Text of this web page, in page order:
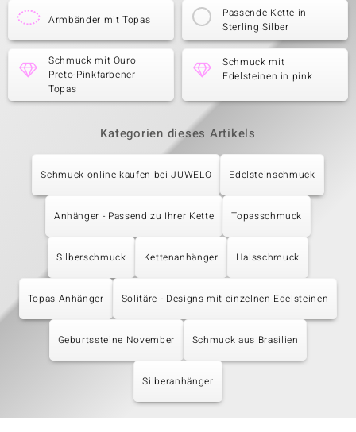
Armbänder mit Topas
Passende Kette in
Sterling Silber
Schmuck mit Ouro
Preto-Pinkfarbener
Topas
Schmuck mit
Edelsteinen in pink
Kategorien dieses Artikels
Schmuck online kaufen bei JUWELO Edelsteinschmuck
Anhänger - Passend zu Ihrer Kette Topasschmuck
Silberschmuck Kettenanhänger Halsschmuck
Topas Anhänger Solitäre - Designs mit einzelnen Edelsteinen
Geburtssteine November Schmuck aus Brasilien
Silberanhänger